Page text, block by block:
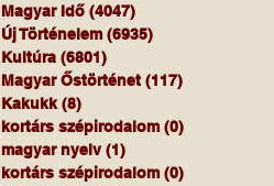
Magyar Idő (4047)
Új Történelem (6935)
Kultúra (6801)
Magyar Őstörténet (117)
Kakukk (8)
kortárs szépirodalom (0)
magyar nyelv (1)
kortárs szépirodalom (0)